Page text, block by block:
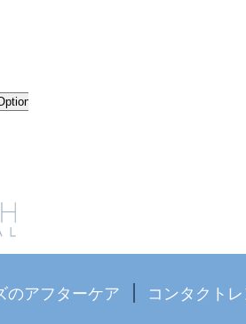
のアフターケア コンタクト